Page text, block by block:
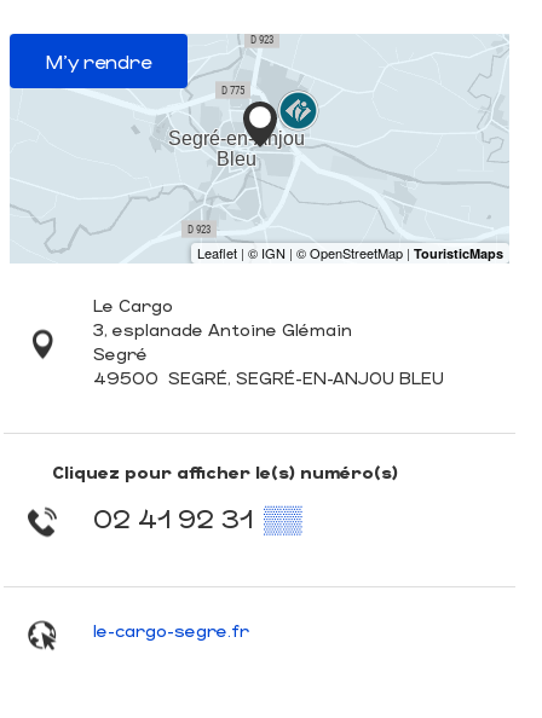
M'y rendre
Le Cargo
3, esplanade Antoine Glémain
Segré
49500 SEGRÉ, SEGRÉ-EN-ANJOU BLEU
Cliquez pour afficher le(s) numéro(s)
02 41 92 31 ▒▒
le-cargo-segre.fr